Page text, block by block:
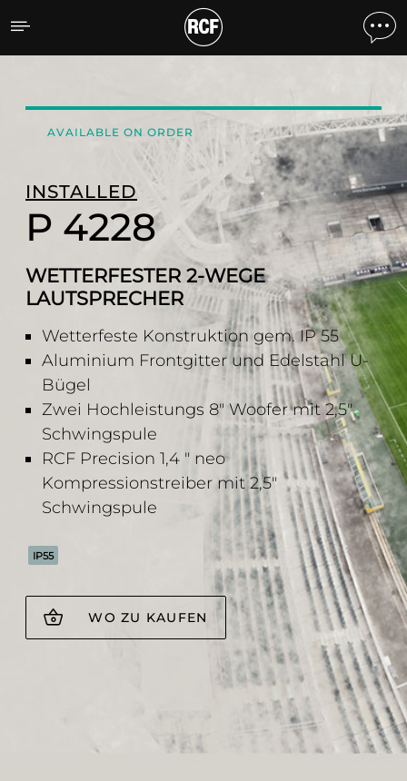
P 4228 WETTERFESTER
AVAILABLE ON ORDER
INSTALLED
P 4228
WETTERFESTER 2-WEGE
LAUTSPRECHER
Wetterfeste Konstruktion gem. IP 55
Aluminium Frontgitter und Edelstahl U-
Bügel
Zwei Hochleistungs 8" Woofer mit 2,5"
Schwingspule
RCF Precision 1,4 " neo
Kompressionstreiber mit 2,5"
Schwingspule
IP55
WO ZU KAUFEN